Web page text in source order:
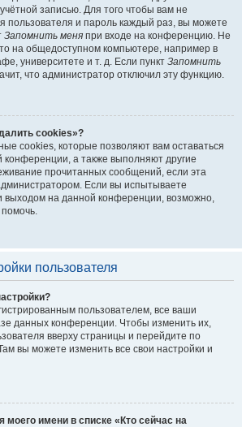
записью. Для того чтобы вам не
пользователя и пароль каждый раз, вы можете
Запомнить меня при входе на конференцию. Не
на общедоступном компьютере, например в
университете и т. д. Если пункт Запомнить
что администратор отключил эту функцию.
cookies»?
cookies, которые позволяют вам оставаться
конференции, а также выполняют другие
прочитанных сообщений, если эта
Если вы испытываете
выходом на данной конференции, возможно,
пользователя
пользователем, все ваши
данных конференции. Чтобы изменить их,
вверху страницы и перейдите по
вы можете изменить все свои настройки и
моего имени в списке «Кто сейчас на